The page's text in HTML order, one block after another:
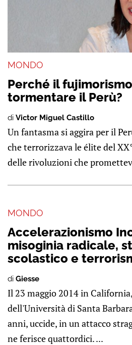
MONDO
Perché il
tormentare il Perù?
di Victor Miguel Castillo
Un fantasma si aggira per il
che terrorizzava le élite del
delle rivoluzioni che
MONDO
Accelerazionismo
misoginia radicale,
scolastico e
di Giesse
Il 23 maggio 2014 in
dell'Università di Santa
anni, uccide, in un attacco
ne ferisce quattordici. ...